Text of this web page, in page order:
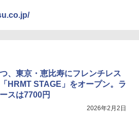
3,475
ルちゃん マルちゃんZUBAAAN! 横浜
ム調理 フラットテーブル トースト機
自動メニュー33種 簡単お手入れ ブラ
東芝) スチームオーブンレン
石窯ドーム ER-D80A(K) ブラック 25
1段調理 フラットテーブル 電子レン
赤外線センサー ノンフライ調理 簡単
、東京・恵比寿にフレンチレス
「HRMT STAGE」をオープン。ラ
スは7700円
2026年2月2日